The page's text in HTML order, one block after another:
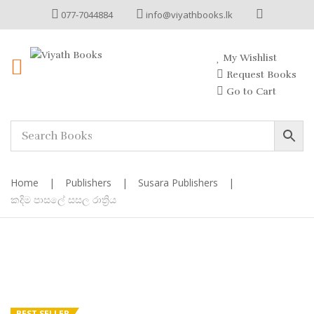
077-7044884 info@viyathbooks.lk
My Wishlist
Request Books
Go to Cart
Home | Publishers | Susara Publishers
|
කදිම පාසලේ සසල රාත්‍රිය